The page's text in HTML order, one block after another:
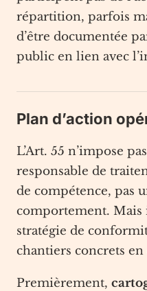
répartition, parfois
d’être documentée
public en lien avec
Plan d’action
L’Art. 55 n’impose
responsable de
de compétence, pas
comportement. Mais
stratégie de
chantiers concrets
Premièrement,